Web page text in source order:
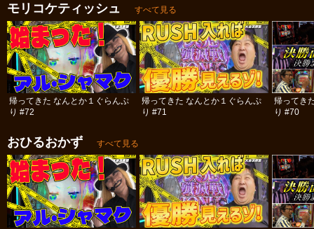
モリコケティッシュ すべて見る
帰ってきた なんとか１ぐらんぷ
り #72
帰ってきた なんとか１ぐらんぷ
り #71
帰ってき
り #70
おひるおかず すべて見る